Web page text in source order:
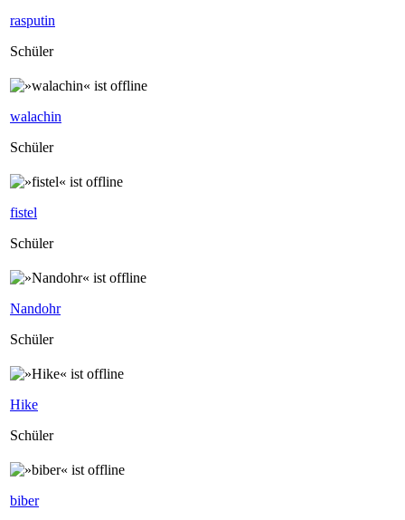
rasputin
Schüler
walachin
Schüler
fistel
Schüler
Nandohr
Schüler
Hike
Schüler
biber